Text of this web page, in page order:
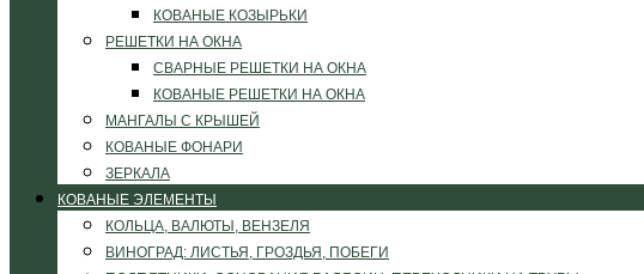
КОВАНЫЕ КОЗЫРЬКИ
РЕШЕТКИ НА ОКНА
СВАРНЫЕ РЕШЕТКИ НА ОКНА
КОВАНЫЕ РЕШЕТКИ НА ОКНА
МАНГАЛЫ С КРЫШЕЙ
КОВАНЫЕ ФОНАРИ
ЗЕРКАЛА
КОВАНЫЕ ЭЛЕМЕНТЫ
КОЛЬЦА, ВАЛЮТЫ, ВЕНЗЕЛЯ
ВИНОГРАД: ЛИСТЬЯ, ГРОЗДЬЯ, ПОБЕГИ